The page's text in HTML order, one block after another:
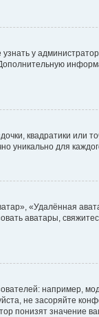
у
квадратики или
уникально для
«Удалённая
аватары,
например,
не засоряйте
понизят значение